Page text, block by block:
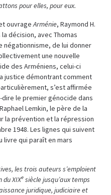
pour elles, pour eux.
ouvrage Arménie, Raymond H.
décision, avec Thomas
négationnisme, de lui donner
une nouvelle
des Arméniens, celui-ci
justice démontrant comment
s’est affirmée
dire le premier génocide dans
Lemkin, le père de la
la prévention et la répression
1948. Les lignes qui suivent
livre qui paraît en mars
les trois auteurs s’emploient
XIXe siècle jusqu’aux temps
juridique, judiciaire et